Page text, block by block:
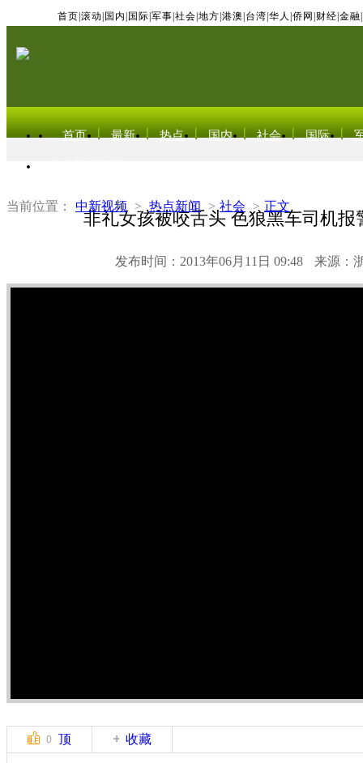
首页 滚动 国内 国际 军事 社会 地方 港澳 台湾 华人 侨网 财经 金融
首页 最新 热点 国内 社会 国际
当前位置： 中新视频 > 热点新闻 > 社会 > 正文
非礼女孩被咬舌头 色狼黑车司机报
发布时间：2013年06月11日 09:48 来源：
0 顶 收藏